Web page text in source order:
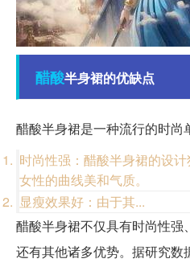
醋酸半身裙的优缺点
醋酸半身裙是一种流行的时尚
时尚性强：醋酸半身裙的设
女性的曲线美和气质。
显瘦效果好：由于其...
醋酸半身裙不仅具有时尚性强
还有其他诸多优势。据研究